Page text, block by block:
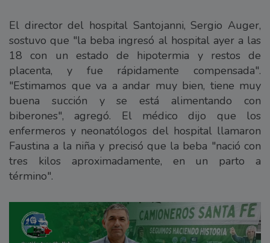
El director del hospital Santojanni, Sergio Auger,
sostuvo que "la beba ingresó al hospital ayer a las
18 con un estado de hipotermia y restos de
placenta, y fue rápidamente compensada".
"Estimamos que va a andar muy bien, tiene muy
buena succión y se está alimentando con
biberones", agregó. El médico dijo que los
enfermeros y neonatólogos del hospital llamaron
Faustina a la niña y precisó que la beba "nació con
tres kilos aproximadamente, en un parto a
término".